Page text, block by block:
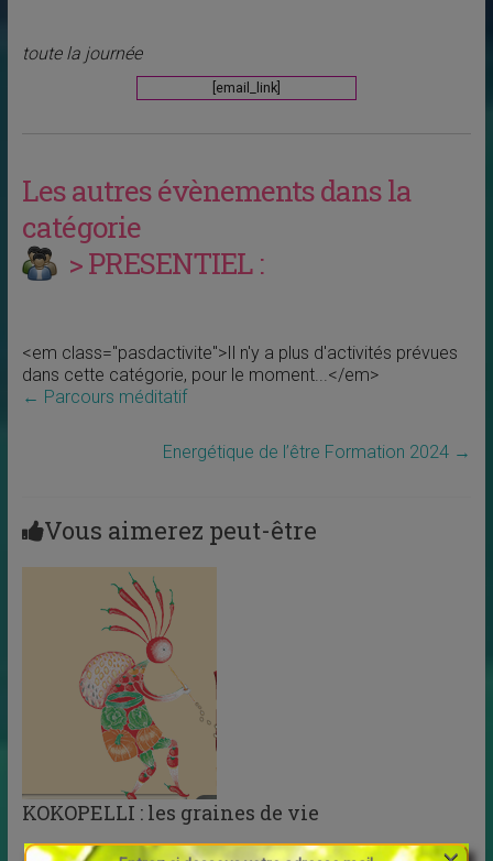
toute la journée
[email_link]
Les autres évènements dans la
catégorie
> PRESENTIEL :
<em class="pasdactivite">Il n'y a plus d'activités prévues
dans cette catégorie, pour le moment...</em>
← Parcours méditatif
Energétique de l’être Formation 2024 →
Vous aimerez peut-être
KOKOPELLI : les graines de vie